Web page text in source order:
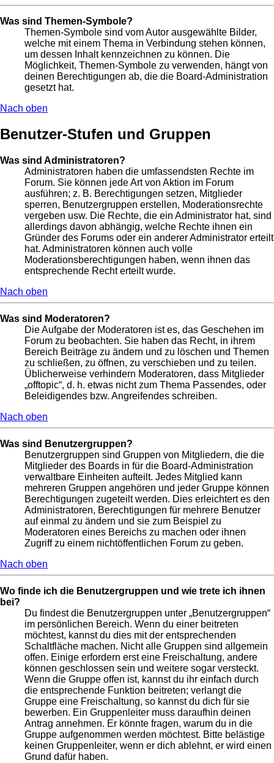
Was sind Themen-Symbole?
Themen-Symbole sind vom Autor ausgewählte Bilder,
welche mit einem Thema in Verbindung stehen können,
um dessen Inhalt kennzeichnen zu können. Die
Möglichkeit, Themen-Symbole zu verwenden, hängt von
deinen Berechtigungen ab, die die Board-Administration
gesetzt hat.
Nach oben
Benutzer-Stufen und Gruppen
Was sind Administratoren?
Administratoren haben die umfassendsten Rechte im
Forum. Sie können jede Art von Aktion im Forum
ausführen; z. B. Berechtigungen setzen, Mitglieder
sperren, Benutzergruppen erstellen, Moderationsrechte
vergeben usw. Die Rechte, die ein Administrator hat, sind
allerdings davon abhängig, welche Rechte ihnen ein
Gründer des Forums oder ein anderer Administrator erteilt
hat. Administratoren können auch volle
Moderationsberechtigungen haben, wenn ihnen das
entsprechende Recht erteilt wurde.
Nach oben
Was sind Moderatoren?
Die Aufgabe der Moderatoren ist es, das Geschehen im
Forum zu beobachten. Sie haben das Recht, in ihrem
Bereich Beiträge zu ändern und zu löschen und Themen
zu schließen, zu öffnen, zu verschieben und zu teilen.
Üblicherweise verhindern Moderatoren, dass Mitglieder
„offtopic“, d. h. etwas nicht zum Thema Passendes, oder
Beleidigendes bzw. Angreifendes schreiben.
Nach oben
Was sind Benutzergruppen?
Benutzergruppen sind Gruppen von Mitgliedern, die die
Mitglieder des Boards in für die Board-Administration
verwaltbare Einheiten aufteilt. Jedes Mitglied kann
mehreren Gruppen angehören und jeder Gruppe können
Berechtigungen zugeteilt werden. Dies erleichtert es den
Administratoren, Berechtigungen für mehrere Benutzer
auf einmal zu ändern und sie zum Beispiel zu
Moderatoren eines Bereichs zu machen oder ihnen
Zugriff zu einem nichtöffentlichen Forum zu geben.
Nach oben
Wo finde ich die Benutzergruppen und wie trete ich ihnen
bei?
Du findest die Benutzergruppen unter „Benutzergruppen“
im persönlichen Bereich. Wenn du einer beitreten
möchtest, kannst du dies mit der entsprechenden
Schaltfläche machen. Nicht alle Gruppen sind allgemein
offen. Einige erfordern erst eine Freischaltung, andere
können geschlossen sein und weitere sogar versteckt.
Wenn die Gruppe offen ist, kannst du ihr einfach durch
die entsprechende Funktion beitreten; verlangt die
Gruppe eine Freischaltung, so kannst du dich für sie
bewerben. Ein Gruppenleiter muss daraufhin deinen
Antrag annehmen. Er könnte fragen, warum du in die
Gruppe aufgenommen werden möchtest. Bitte belästige
keinen Gruppenleiter, wenn er dich ablehnt, er wird einen
Grund dafür haben.